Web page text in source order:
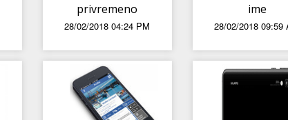
privremeno
besplatnih i
aplikacija sa
sniženom
cijenom u
Google Play
28/02/2018 04:24 PM
ime
smartfona,
li se doista
ovako zvati
28/02/2018 09:59